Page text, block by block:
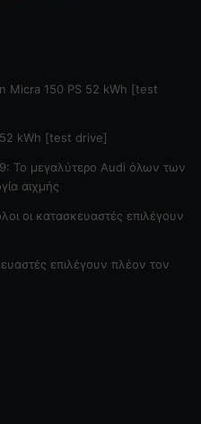
Micra 150 PS 52 kWh [test
kWh [test drive]
Το μεγαλύτερο Audi όλων των
αιχμής
όλοι οι κατασκευαστές επιλέγουν
επιλέγουν πλέον τον